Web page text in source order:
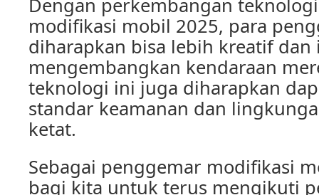
Dengan perkembangan
modifikasi mobil 2025, para
diharapkan bisa lebih kreatif dan
mengembangkan kendaraan
teknologi ini juga diharapkan
standar keamanan dan
ketat.
Sebagai penggemar modifikasi
bagi kita untuk terus mengikuti